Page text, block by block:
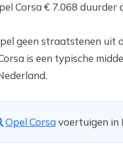
Corsa € 7.068 duurder
geen straatstenen uit
is een typische
Opel Corsavoertuigen in